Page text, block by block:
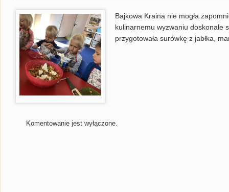
Bajkowa Kraina nie mogła
kulinarnemu wyzwaniu doskonale
przygotowała surówkę z jabłka,
Komentowanie jest wyłączone.